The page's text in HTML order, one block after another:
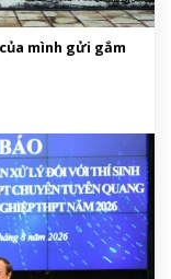
mình gửi gắm